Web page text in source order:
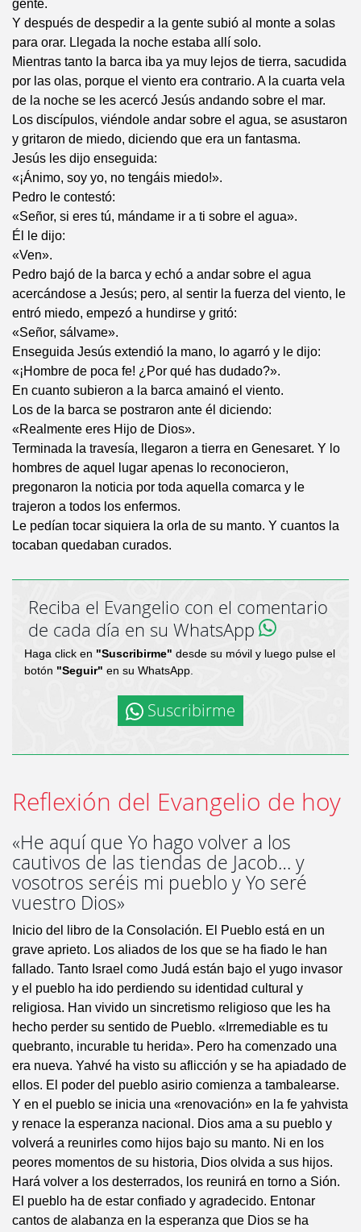
gente.
Y después de despedir a la gente subió al monte a solas
para orar. Llegada la noche estaba allí solo.
Mientras tanto la barca iba ya muy lejos de tierra, sacudida
por las olas, porque el viento era contrario. A la cuarta vela
de la noche se les acercó Jesús andando sobre el mar.
Los discípulos, viéndole andar sobre el agua, se asustaron
y gritaron de miedo, diciendo que era un fantasma.
Jesús les dijo enseguida:
«¡Ánimo, soy yo, no tengáis miedo!».
Pedro le contestó:
«Señor, si eres tú, mándame ir a ti sobre el agua».
Él le dijo:
«Ven».
Pedro bajó de la barca y echó a andar sobre el agua
acercándose a Jesús; pero, al sentir la fuerza del viento, le
entró miedo, empezó a hundirse y gritó:
«Señor, sálvame».
Enseguida Jesús extendió la mano, lo agarró y le dijo:
«¡Hombre de poca fe! ¿Por qué has dudado?».
En cuanto subieron a la barca amainó el viento.
Los de la barca se postraron ante él diciendo:
«Realmente eres Hijo de Dios».
Terminada la travesía, llegaron a tierra en Genesaret. Y lo
hombres de aquel lugar apenas lo reconocieron,
pregonaron la noticia por toda aquella comarca y le
trajeron a todos los enfermos.
Le pedían tocar siquiera la orla de su manto. Y cuantos la
tocaban quedaban curados.
Reciba el Evangelio con el comentario
de cada día en su WhatsApp
Haga click en "Suscribirme" desde su móvil y luego pulse el
botón "Seguir" en su WhatsApp.
Suscribirme
Reflexión del Evangelio de hoy
«He aquí que Yo hago volver a los
cautivos de las tiendas de Jacob… y
vosotros seréis mi pueblo y Yo seré
vuestro Dios»
Inicio del libro de la Consolación. El Pueblo está en un
grave aprieto. Los aliados de los que se ha fiado le han
fallado. Tanto Israel como Judá están bajo el yugo invasor
y el pueblo ha ido perdiendo su identidad cultural y
religiosa. Han vivido un sincretismo religioso que les ha
hecho perder su sentido de Pueblo. «Irremediable es tu
quebranto, incurable tu herida». Pero ha comenzado una
era nueva. Yahvé ha visto su aflicción y se ha apiadado de
ellos. El poder del pueblo asirio comienza a tambalearse.
Y en el pueblo se inicia una «renovación» en la fe yahvista
y renace la esperanza nacional. Dios ama a su pueblo y
volverá a reunirles como hijos bajo su manto. Ni en los
peores momentos de su historia, Dios olvida a sus hijos.
Hará volver a los desterrados, los reunirá en torno a Sión.
El pueblo ha de estar confiado y agradecido. Entonar
cantos de alabanza en la esperanza que Dios se ha